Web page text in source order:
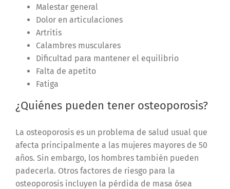
Malestar general
Dolor en articulaciones
Artritis
Calambres musculares
Dificultad para mantener el equilibrio
Falta de apetito
Fatiga
¿Quiénes pueden tener osteoporosis?
La osteoporosis es un problema de salud usual que
afecta principalmente a las mujeres mayores de 50
años. Sin embargo, los hombres también pueden
padecerla. Otros factores de riesgo para la
osteoporosis incluyen la pérdida de masa ósea